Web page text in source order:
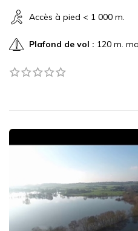
Accès à pied < 1 000 m.
Plafond de vol : 120 m.